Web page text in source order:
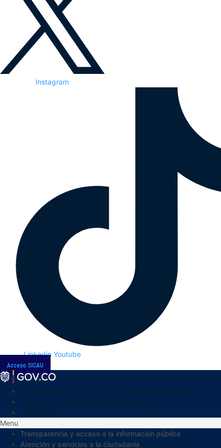
Instagram
Linkedin Youtube
Acceso SICAU
Menu
Transparencia y acceso a la información pública
Atención y servicios a la ciudadanía